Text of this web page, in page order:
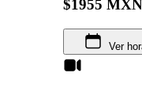
$1955 MXN
Ver